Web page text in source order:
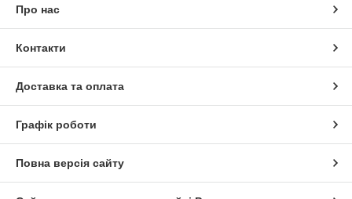
Про нас
Контакти
Доставка та оплата
Графік роботи
Повна версія сайту